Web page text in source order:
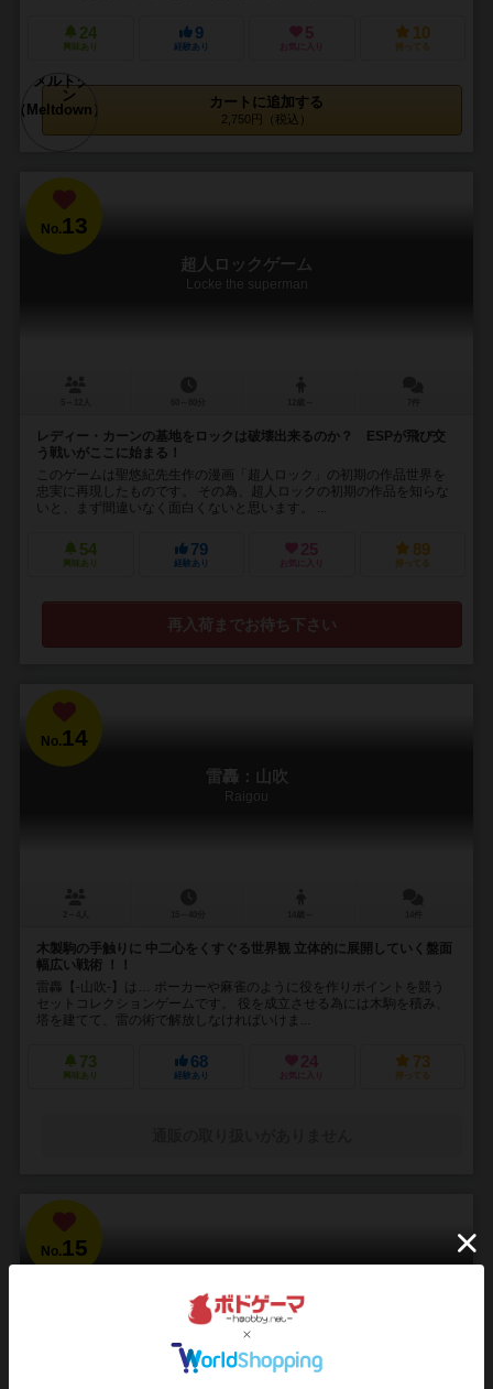
24
興味あり
9
経験あり
5
お気に入り
10
持ってる
カートに追加する
2,750円（税込）
No.13
超人ロックゲーム
Locke the superman
レディー・カーンの基地をロックは破壊出来るのか？ ESPが飛び交
う戦いがここに始まる！
このゲームは聖悠紀先生作の漫画「超人ロック」の初期の作品世界を
忠実に再現したものです。 その為、超人ロックの初期の作品を知らな
いと、まず間違いなく面白くないと思います。 ...
54
興味あり
79
経験あり
25
お気に入り
89
持ってる
再入荷までお待ち下さい
No.14
雷轟：山吹
Raigou
木製駒の手触りに 中二心をくすぐる世界観 立体的に展開していく盤面
幅広い戦術 ！！
雷轟【-山吹-】は… ポーカーや麻雀のように役を作りポイントを競う
セットコレクションゲームです。 役を成立させる為には木駒を積み、
塔を建てて、雷の術で解放しなければいけま...
73
興味あり
68
経験あり
24
お気に入り
73
持ってる
No.15
Bloodborne: The Card Game